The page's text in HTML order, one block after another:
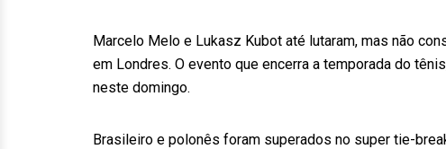
Marcelo Melo e Lukasz Kubot até lutaram, mas não
em Londres. O evento que encerra a temporada do
neste domingo.
Brasileiro e polonês foram superados no super tie-